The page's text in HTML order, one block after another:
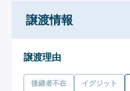
譲渡情報
譲渡理由
後継者不在 イグジット